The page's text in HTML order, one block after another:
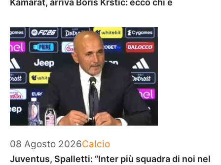
Kamarat, arriva Boris Krstic: ecco chi è
08 Agosto 2026Categorie
Calcio
Juventus, Spalletti: “Inter più squadra di noi nel